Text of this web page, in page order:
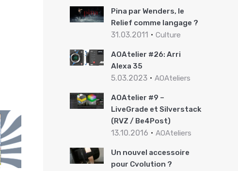
Pina par Wenders, le
Relief comme langage ?
31.03.2011 Culture
AOAtelier #26: Arri
Alexa 35
5.03.2023 AOAteliers
AOAtelier #9 –
LiveGrade et Silverstack
(RVZ / Be4Post)
13.10.2016 AOAteliers
Un nouvel accessoire
pour Cvolution ?